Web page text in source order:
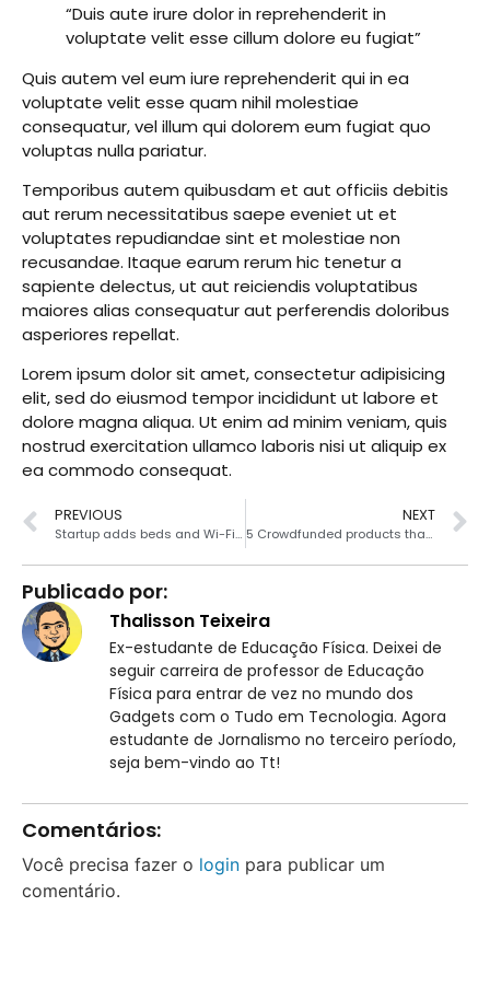
“Duis aute irure dolor in reprehenderit in
voluptate velit esse cillum dolore eu fugiat”
Quis autem vel eum iure reprehenderit qui in ea
voluptate velit esse quam nihil molestiae
consequatur, vel illum qui dolorem eum fugiat quo
voluptas nulla pariatur.
Temporibus autem quibusdam et aut officiis debitis
aut rerum necessitatibus saepe eveniet ut et
voluptates repudiandae sint et molestiae non
recusandae. Itaque earum rerum hic tenetur a
sapiente delectus, ut aut reiciendis voluptatibus
maiores alias consequatur aut perferendis doloribus
asperiores repellat.
Lorem ipsum dolor sit amet, consectetur adipisicing
elit, sed do eiusmod tempor incididunt ut labore et
dolore magna aliqua. Ut enim ad minim veniam, quis
nostrud exercitation ullamco laboris nisi ut aliquip ex
ea commodo consequat.
PREVIOUS
Startup adds beds and Wi-Fi to buses to turn them into ‘moving hotels’
NEXT
5 Crowdfunded products that actually delivered on the hype
Publicado por:
Thalisson Teixeira
Ex-estudante de Educação Física. Deixei de
seguir carreira de professor de Educação
Física para entrar de vez no mundo dos
Gadgets com o Tudo em Tecnologia. Agora
estudante de Jornalismo no terceiro período,
seja bem-vindo ao Tt!
Comentários:
Você precisa fazer o login para publicar um
comentário.